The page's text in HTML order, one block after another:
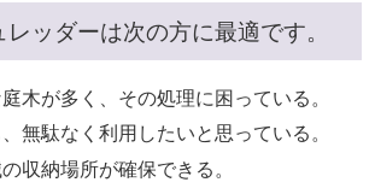
ッダーは次の方に最適です。
木が多く、その処理に困っている。
無駄なく利用したいと思っている。
収納場所が確保できる。